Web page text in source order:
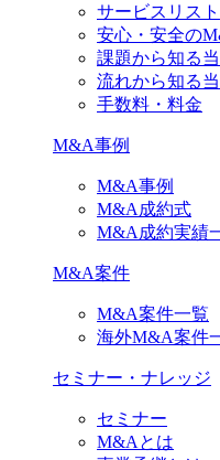
サービスリスト
安心・安全の
課題から知る
流れから知る
手数料・料金
M&A事例
M&A事例
M&A成約式
M&A成約実績
M&A案件
M&A案件一覧
海外M&A案件
セミナー・ナレッジ
セミナー
M&Aとは